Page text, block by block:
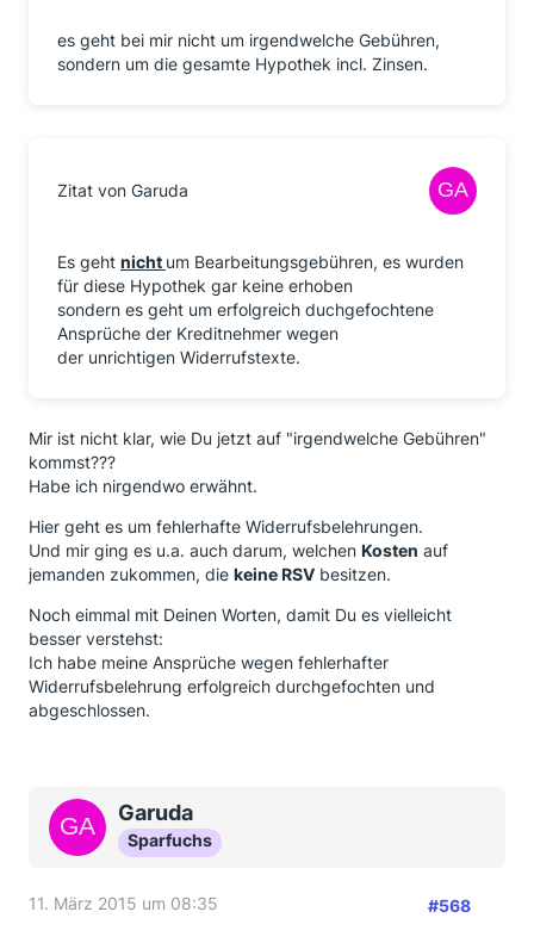
es geht bei mir nicht um irgendwelche Gebühren,
sondern um die gesamte Hypothek incl. Zinsen.
Zitat von Garuda
Es geht nicht um Bearbeitungsgebühren, es wurden
für diese Hypothek gar keine erhoben
sondern es geht um erfolgreich duchgefochtene
Ansprüche der Kreditnehmer wegen
der unrichtigen Widerrufstexte.
Mir ist nicht klar, wie Du jetzt auf "irgendwelche Gebühren"
kommst???
Habe ich nirgendwo erwähnt.
Hier geht es um fehlerhafte Widerrufsbelehrungen.
Und mir ging es u.a. auch darum, welchen Kosten auf
jemanden zukommen, die keine RSV besitzen.
Noch eimmal mit Deinen Worten, damit Du es vielleicht
besser verstehst:
Ich habe meine Ansprüche wegen fehlerhafter
Widerrufsbelehrung erfolgreich durchgefochten und
abgeschlossen.
Garuda
Sparfuchs
11. März 2015 um 08:35 #568